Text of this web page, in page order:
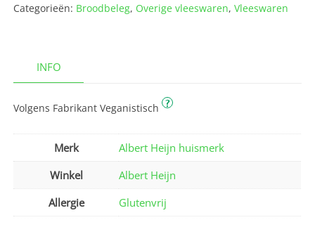
Categorieën: Broodbeleg, Overige vleeswaren,Vleeswaren
INFO
Volgens Fabrikant Veganistisch ?
Merk
Albert Heijn huismerk
Winkel
Albert Heijn
Allergie
Glutenvrij